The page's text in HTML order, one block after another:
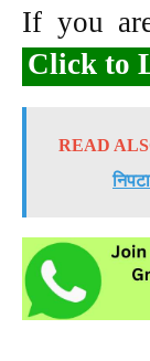
If you
Click to
READ